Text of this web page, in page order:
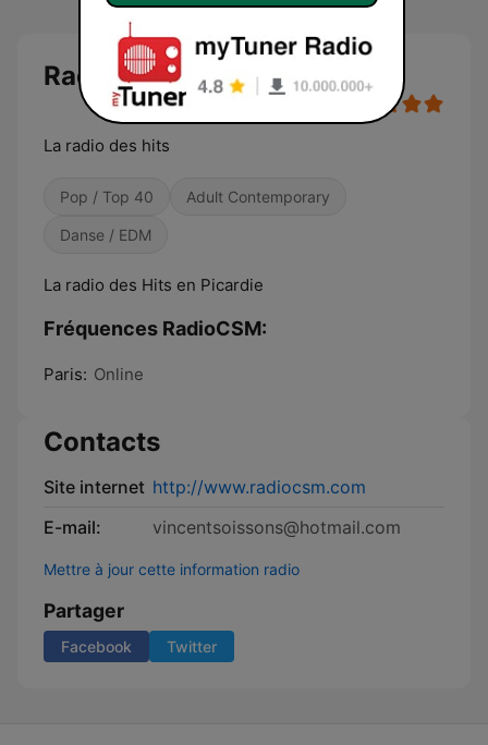
RadioCSM
La radio des hits
Pop / Top 40 Adult Contemporary
Danse / EDM
La radio des Hits en Picardie
Fréquences RadioCSM:
Paris: Online
Contacts
Site internet http://www.radiocsm.com
E-mail:
vincentsoissons@hotmail.com
Mettre à jour cette information radio
Partager
Facebook Twitter